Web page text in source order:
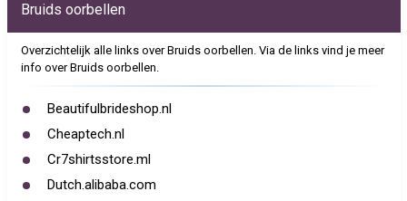
Bruids oorbellen
Overzichtelijk alle links over Bruids oorbellen. Via de links vind je meer
info over Bruids oorbellen.
Beautifulbrideshop.nl
Cheaptech.nl
Cr7shirtsstore.ml
Dutch.alibaba.com